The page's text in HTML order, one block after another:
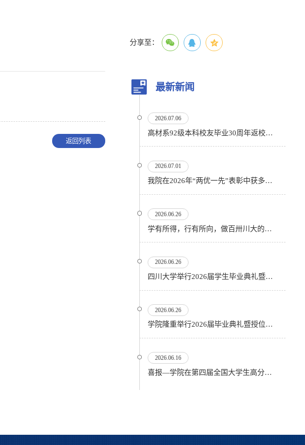
返回列表
分享至：
最新新闻
2026.07.06
高材系92级本科校友毕业30周年返校活动顺利举行
2026.07.01
我院在2026年“两优一先”表彰中获多项殊荣
2026.06.26
学有所得，行有所向，做百卅川大的薪火赓续者——校长汪劲松在四川大学2026届学生毕业典礼上的...
2026.06.26
四川大学举行2026届学生毕业典礼暨学位授予仪式
2026.06.26
​学院隆重举行2026届毕业典礼暨授位仪式
2026.06.16
喜报—学院在第四届全国大学生高分子材料实验实践虚拟仿真大赛再创佳绩